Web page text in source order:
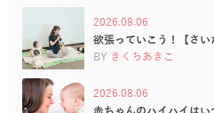
2026.08.06
欲張っていこう！【さ
BY きくちあきこ
2026.08.06